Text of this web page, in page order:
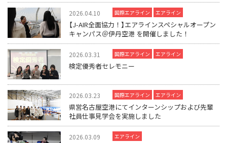
2026.04.10 国際エアライン エアライン
【J-AIR全面協力！】エアラインスペシャルオープン
キャンパス＠伊丹空港 を開催しました！
2026.03.31 国際エアライン エアライン
検定優秀者セレモニー
2026.03.23 国際エアライン エアライン
県営名古屋空港にてインターンシップおよび先輩
社員仕事見学会を実施しました
2026.03.09 エアライン